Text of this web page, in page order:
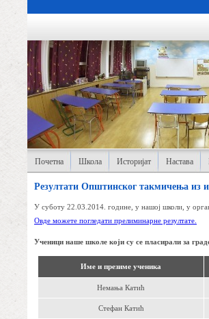
Почетна Школа Историјат Настава
Резултати Општинског такмичења из
У суботу 22.03.2014. године, у нашој школи, у
Овде можете погледати прелиминарне резултате.
Ученици наше школе који су се пласирали за
Име и презиме ученика
Немања Катић
Стефан Катић